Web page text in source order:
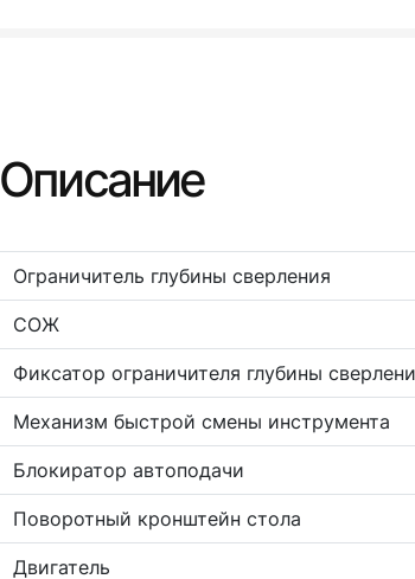
Описание
Ограничитель глубины сверления
СОЖ
Фиксатор ограничителя глубины
Механизм быстрой смены инструмента
Блокиратор автоподачи
Поворотный кронштейн стола
Двигатель